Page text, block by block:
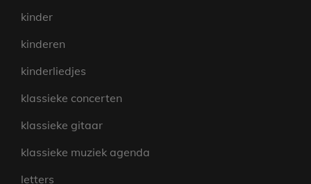
kinder
kinderen
kinderliedjes
klassieke concerten
klassieke gitaar
klassieke muziek agenda
letters